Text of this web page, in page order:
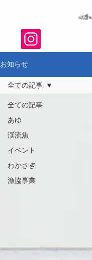
山形県・県南漁業
お知らせ
全ての記事
あゆ
渓流魚
イベント
わかさぎ
漁協事業
全ての記事